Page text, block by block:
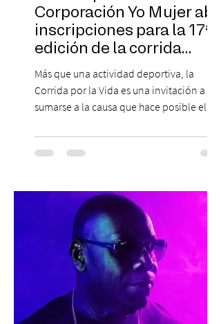
Corporación Yo Mujer abre
inscripciones para la 17ª
edición de la corrida
solidaria
Más que una actividad deportiva, la
Corrida por la Vida es una invitación a
sumarse a la causa que hace posible el
desarrolla durante todo el año: brindar
orientación, contención y apoyo
experiencia del cáncer de mama y a sus
familias, además de impulsar la detección
temprana, porque la información también
es una forma de acompañar. Con este
propósito, la Corporación realizará la 17ª
Corrida por la Vida, e